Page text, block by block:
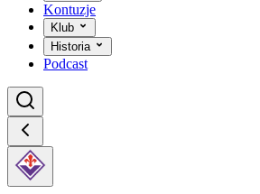
Kontuzje
Klub
Historia
Podcast